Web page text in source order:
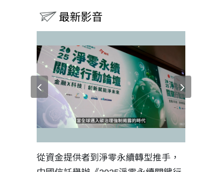
最新影音
從資金提供者到淨零永續轉型推手，